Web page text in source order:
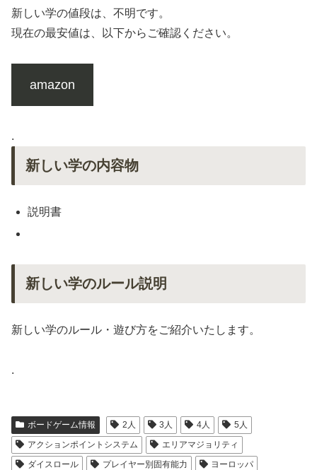
新しい学の値段は、不明です。
現在の最安値は、以下からご確認ください。
amazon
.
新しい学の内容物
説明書
新しい学のルール説明
新しい学のルール・遊び方をご紹介いたします。
.
ボードゲーム情報 2人 3人 4人
5人
アクションポイントシステム
エリアマジョリティ
ダイスロール
プレイヤー別固有能力
ヨーロッパ